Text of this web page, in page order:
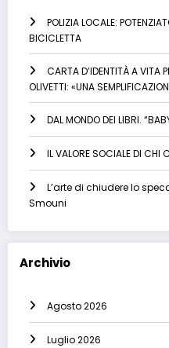
POLIZIA LOCALE:
BICICLETTA
CARTA D’IDENTITÀ A VITA
OLIVETTI: «UNA
DAL MONDO DEI LIBRI.
IL VALORE SOCIALE DI CHI
L’arte di chiudere lo
Smouni
Archivio
Agosto 2026
Luglio 2026